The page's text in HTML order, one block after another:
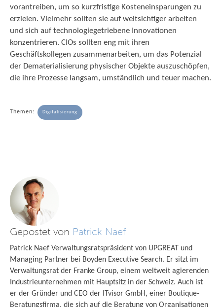
vorantreiben, um so kurzfristige Kosteneinsparungen zu
erzielen. Vielmehr sollten sie auf weitsichtiger arbeiten
und sich auf technologiegetriebene Innovationen
konzentrieren. CIOs sollten eng mit ihren
Geschäftskollegen zusammenarbeiten, um das Potenzial
der Dematerialisierung physischer Objekte auszuschöpfen,
die ihre Prozesse langsam, umständlich und teuer machen.
Themen: Digitalisierung
Gepostet von Patrick Naef
Patrick Naef Verwaltungsratspräsident von UPGREAT und
Managing Partner bei Boyden Executive Search. Er sitzt im
Verwaltungsrat der Franke Group, einem weltweit agierenden
Industrieunternehmen mit Hauptsitz in der Schweiz. Auch ist
er der Gründer und CEO der ITvisor GmbH, einer Boutique-
Beratungsfirma, die sich auf die Beratung von Organisationen